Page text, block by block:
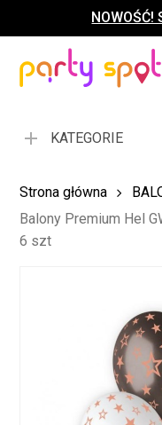
to
content
Koszyk
KATEGORIE
Strona główna
Balony Premium Hel
6 szt